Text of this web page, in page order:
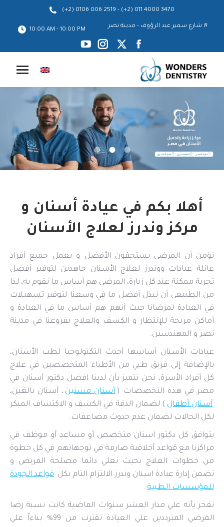
(+2) 0106 006 2519 - (+2) 011 4000 3470
١٩ شارع سمير عبد الرؤوف - مدينة نصر
10:00 AM - 10:00 PM
Facebook
in
window
in
new
window
Instagram
in
new
window
in
window
أهلا بكم في عيادة أسنان و
مركز وندرز لعلاج الأسنان
نؤمن أن المرضى يستحقون الأفضل و يعمل جميع أفراد
عائلة عيادات ووندرز لعلاج الأسنان جاهدين لتوفير أفضل
تجربة ممكنة عند كل زيارة، المرضى هم أساس ما نقوم به، لذا
من الطبيعى أن نبذل أفضل ما في وسعنا لتوفير تسهيلات
في العيادة لمرضانا حيث أنهم هم أساس ما في العيادة و
أماكن مريحة للإنتظار و الكشف والعلاج بفروعنا في مدينة
نصر و المهندسين.
عيادات الأسنان أساسها أحدث التكنولوجيا لطب الأسنان،
بالإضافة إلى فريق طبي من الأطباء المتخصصين في علاج
كل أفراد الأسرة، نحن نتميز بأن لدينا افضل دكتور أسنان في
مصر في هذه التخصصات ( أسنان مسنين ، أسنان بالغين،
أسنان أطفال ) لضمان الدقة في الكشف و الاكتشاف المبكر
لكل الحالات لضمان عدم حدوث مضاعفات.
يتوافق كل دكتور اسنان متخصص أو مساعد أو موظف في
مراكزنا مع قواعد أخلاقية صارمة في توجهاتهم في كل خطوة
من خطوات العلاج بحيث نعلي دائما مصلحة المريض و
تضمن إدارة عيادة اسنان وندرز الالتزام التام بكل قواعد الجودة
للمؤسسات الطبية .
نفخر بأنه علي مدار العشر سنوات الماضية كانت نسبة رضا
المرضي المترددين علي العيادة تقترب من 99% بناءاً علي